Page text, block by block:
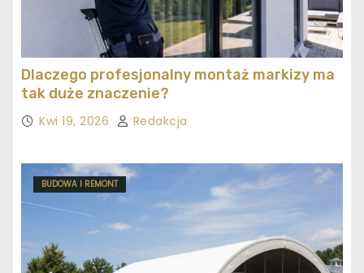
Dlaczego profesjonalny montaż markizy ma
tak duże znaczenie?
Kwi 19, 2026 Redakcja
BUDOWA I REMONT